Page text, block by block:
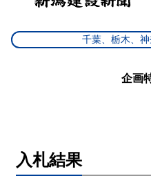
千葉、栃木、
企画
⼊札結果